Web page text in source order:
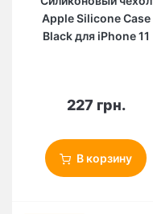
Apple Silicone Case
Black для iPhone 11
227 грн.
В корзину